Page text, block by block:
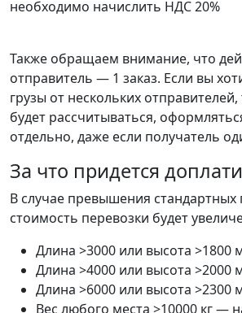
необходимо начислить НДС 20%
Также обращаем внимание, что
отправитель — 1 заказ. Если вы
грузы от нескольких
будет рассчитываться,
отдельно, даже если получатель
За что придется
В случае превышения стандартных
стоимость перевозки будет
Длина >3000 или высота >1800
Длина >4000 или высота >2000
Длина >6000 или высота >2300
Вес любого места >10000 кг —